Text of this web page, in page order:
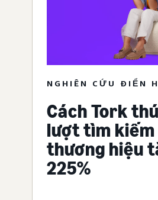
NGHIÊN CỨU ĐIỂN
Cách Tork
lượt tìm
thương hiệu
225%